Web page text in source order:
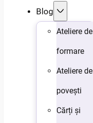
Blog
Ateliere de
formare
Ateliere de
povești
Cărți și